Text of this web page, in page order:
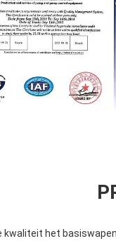
kwaliteit het